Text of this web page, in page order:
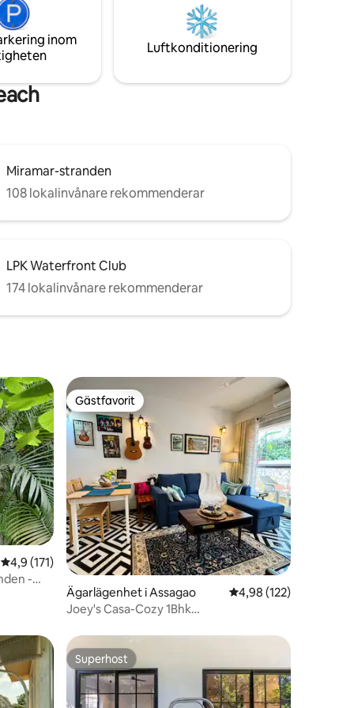
restauranger, vinbutiker och
stormarknader runt för att räcka till alla
dina semesterbehov.
inom
Luftkonditionering
Miramar-stranden
108 lokalinvånare rekommenderar
LPK Waterfront Club
174 lokalinvånare rekommenderar
4,9 av 5 i genomsnittligt betyg, 171 omdömen
4,9 (171)
-
Gästfavorit
Gästfavorit
Ägarlägenhet i Assagao 4,98 av 5 i
4,98 (122)
Joey's Casa-Cozy 1Bhk
Superhost
Superhost